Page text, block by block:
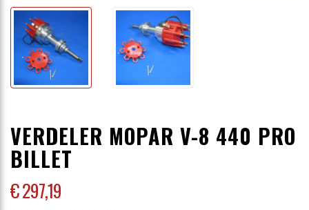
VERDELER MOPAR V-8 440 PRO
BILLET
€ 297,19